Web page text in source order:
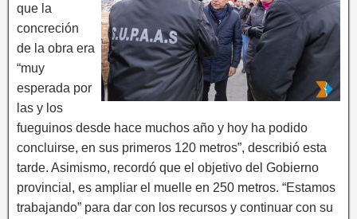
que la
concreción
de la obra era
“muy
esperada por
las y los
fueguinos desde hace muchos año y hoy ha podido
concluirse, en sus primeros 120 metros”, describió esta
tarde. Asimismo, recordó que el objetivo del Gobierno
provincial, es ampliar el muelle en 250 metros. “Estamos
trabajando” para dar con los recursos y continuar con su